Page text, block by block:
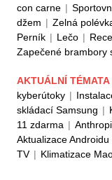
con carne |
džem | Zelná
Perník | Lečo |
Zapečené brambory
AKTUÁLNÍ TÉMATA
kyberútoky |
skládací Samsung |
11 zdarma |
Aktualizace Androidu
TV | Klimatizace